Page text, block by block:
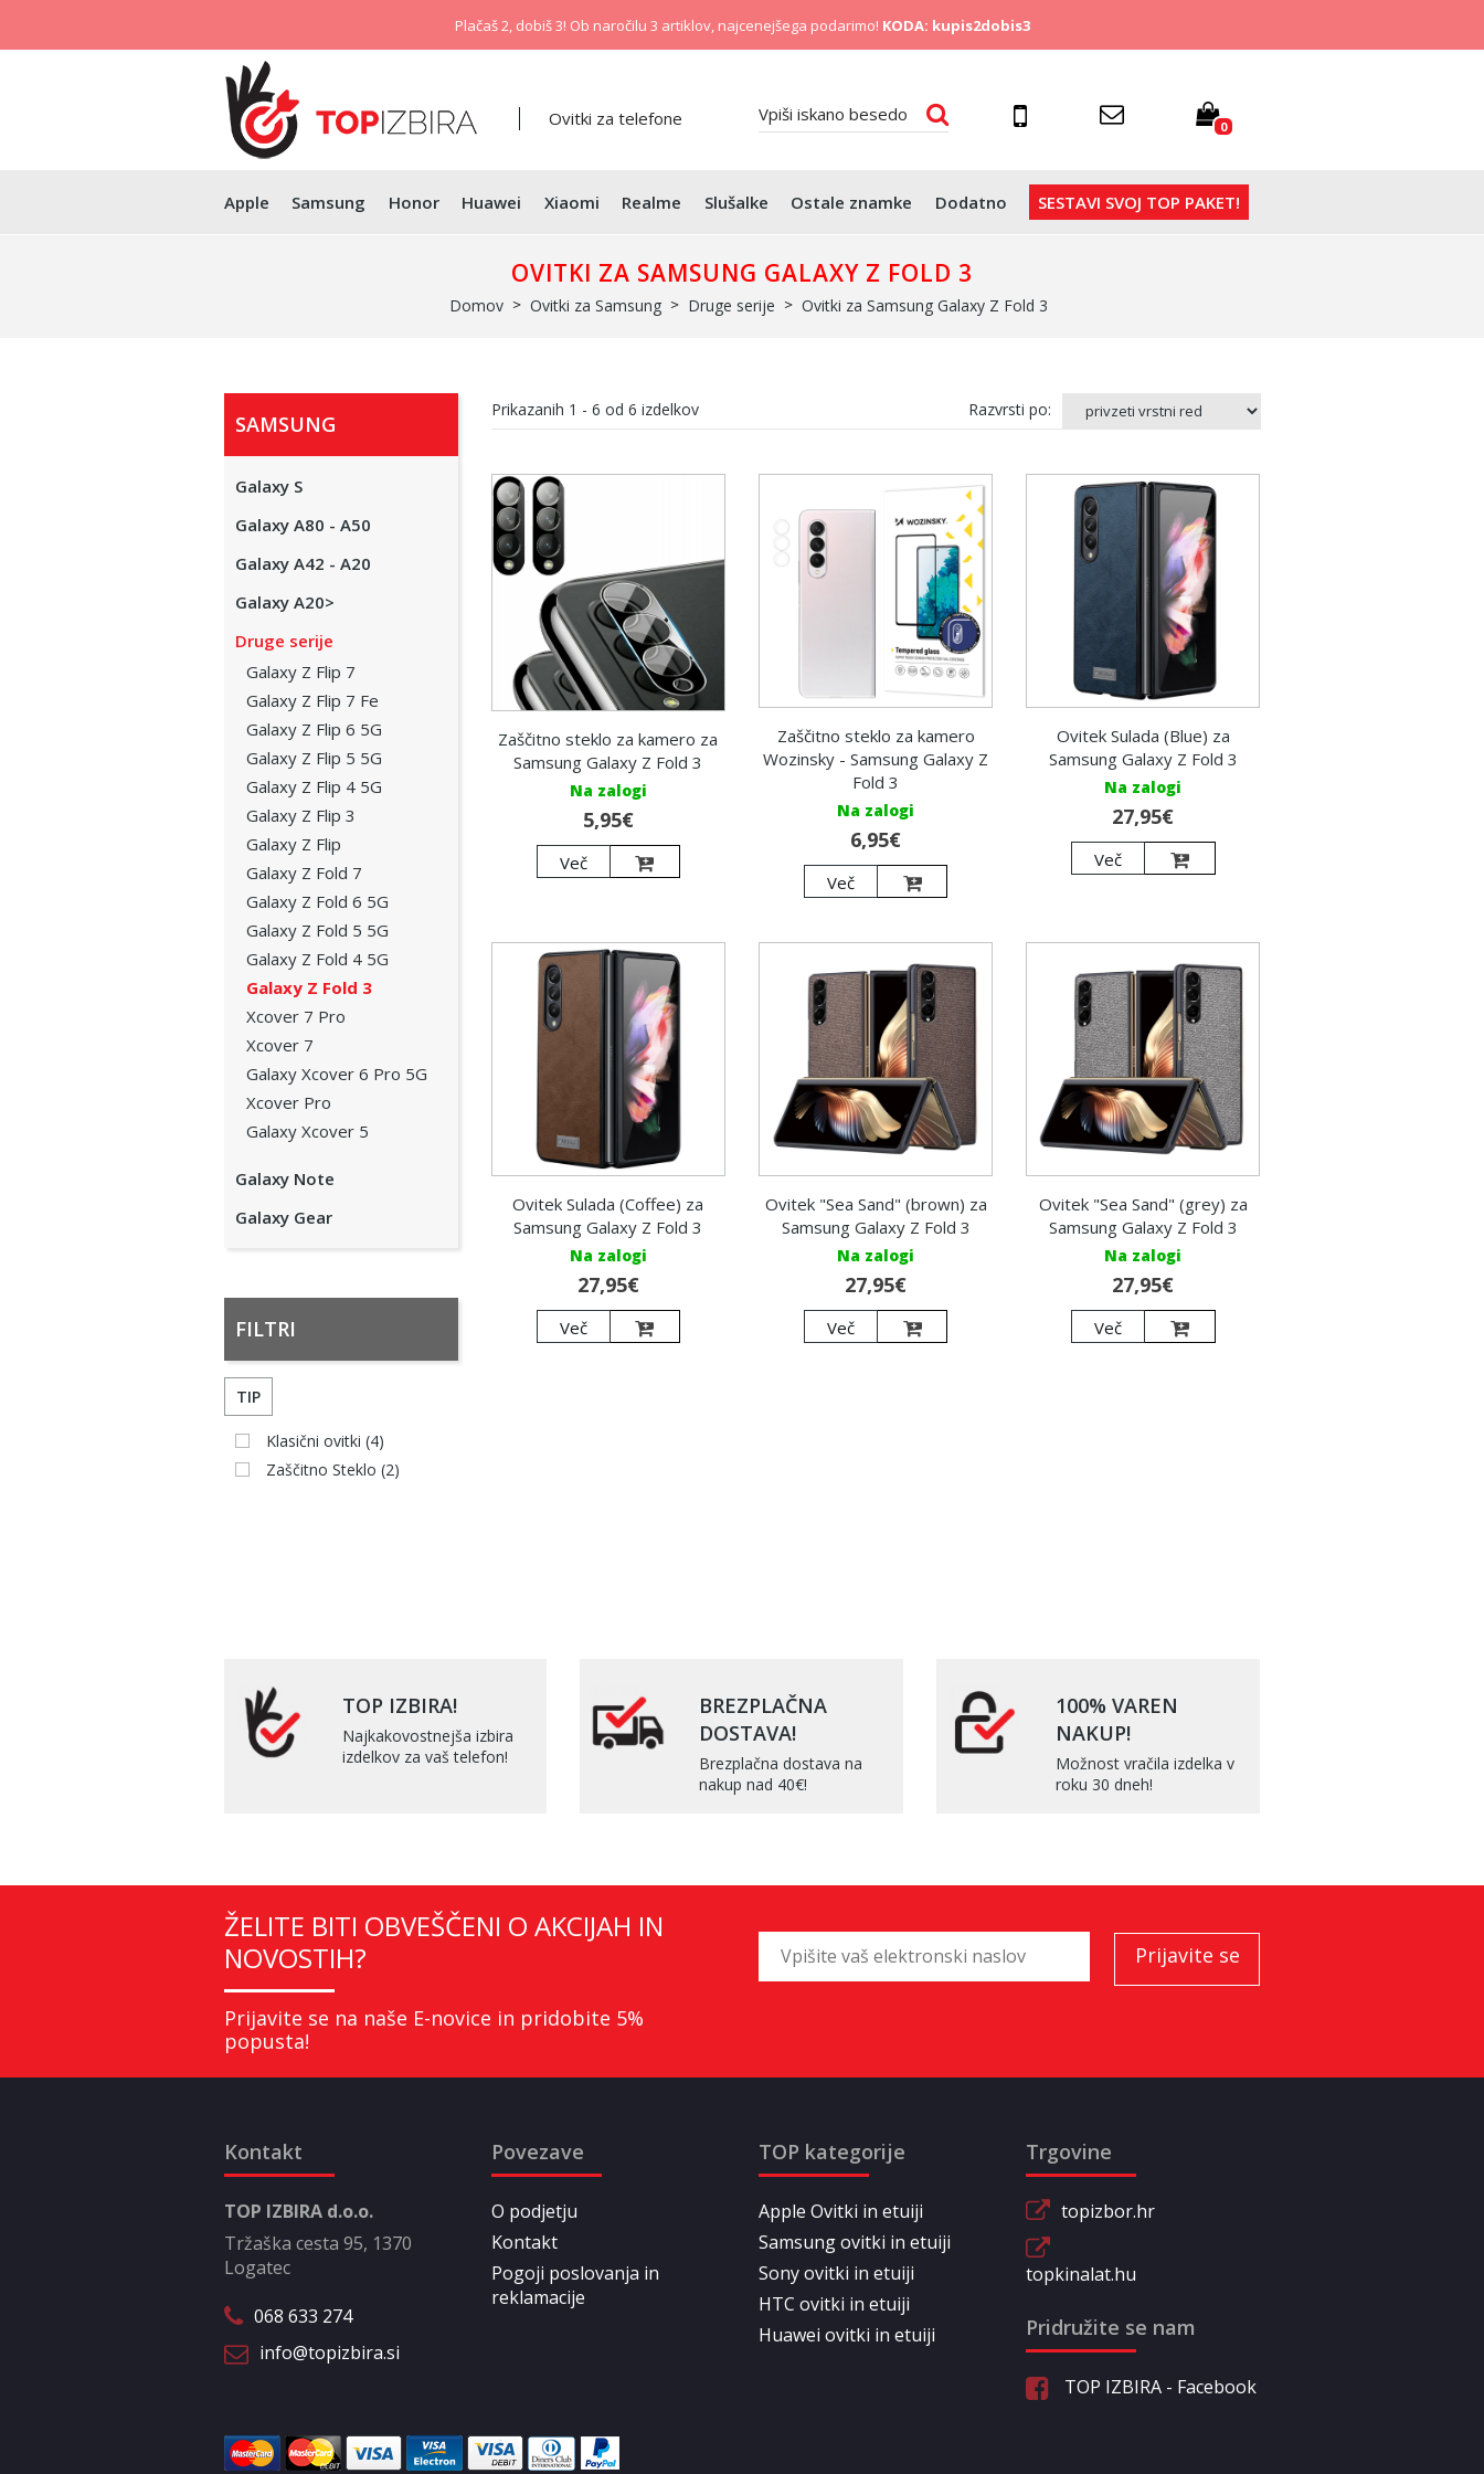
Plačaš 2, dobiš 3! Ob naročilu 3 artiklov, najcenejšega podarimo! KODA: kupis2dobis3
Ovitki za telefone 0
Apple Samsung Honor Huawei Xiaomi Realme Slušalke Ostale znamke Dodatno SESTAVI SVOJ TOP PAKET!
OVITKI ZA SAMSUNG GALAXY Z FOLD 3
Domov Ovitki za Samsung Druge serije Ovitki za Samsung Galaxy Z Fold 3
SAMSUNG
Galaxy S
Galaxy A80 - A50
Galaxy A42 - A20
Galaxy A20>
Druge serije
Galaxy Z Flip 7
Galaxy Z Flip 7 Fe
Galaxy Z Flip 6 5G
Galaxy Z Flip 5 5G
Galaxy Z Flip 4 5G
Galaxy Z Flip 3
Galaxy Z Flip
Galaxy Z Fold 7
Galaxy Z Fold 6 5G
Galaxy Z Fold 5 5G
Galaxy Z Fold 4 5G
Galaxy Z Fold 3
Xcover 7 Pro
Xcover 7
Galaxy Xcover 6 Pro 5G
Xcover Pro
Galaxy Xcover 5
Galaxy Note
Galaxy Gear
FILTRI
TIP
Klasični ovitki (4)
Zaščitno Steklo (2)
Prikazanih 1 - 6 od 6 izdelkov Razvrsti po:
Zaščitno steklo za kamero za
Samsung Galaxy Z Fold 3
Na zalogi
5,95€
Več
Zaščitno steklo za kamero
Wozinsky - Samsung Galaxy Z
Fold 3
Na zalogi
6,95€
Več
Ovitek Sulada (Blue) za
Samsung Galaxy Z Fold 3
Na zalogi
27,95€
Več
Ovitek Sulada (Coffee) za
Samsung Galaxy Z Fold 3
Na zalogi
27,95€
Več
Ovitek "Sea Sand" (brown) za
Samsung Galaxy Z Fold 3
Na zalogi
27,95€
Več
Ovitek "Sea Sand" (grey) za
Samsung Galaxy Z Fold 3
Na zalogi
27,95€
Več
TOP IZBIRA!
Najkakovostnejša izbira
izdelkov za vaš telefon!
BREZPLAČNA
DOSTAVA!
Brezplačna dostava na
nakup nad 40€!
100% VAREN
NAKUP!
Možnost vračila izdelka v
roku 30 dneh!
ŽELITE BITI OBVEŠČENI O AKCIJAH IN
NOVOSTIH?
Prijavite se na naše E-novice in pridobite 5%
popusta!
Kontakt
TOP IZBIRA d.o.o.
Tržaška cesta 95, 1370
Logatec
068 633 274
info@topizbira.si
Povezave
O podjetju
Kontakt
Pogoji poslovanja in
reklamacije
TOP kategorije
Apple Ovitki in etuiji
Samsung ovitki in etuiji
Sony ovitki in etuiji
HTC ovitki in etuiji
Huawei ovitki in etuiji
Trgovine
topizbor.hr
topkinalat.hu
Pridružite se nam
TOP IZBIRA - Facebook